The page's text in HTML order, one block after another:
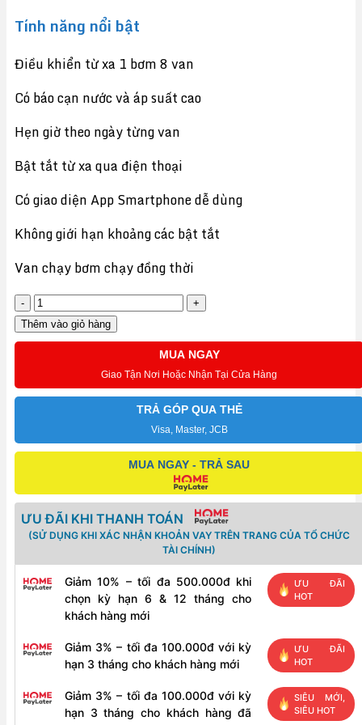
Tính năng nổi bật
Điều khiển từ xa 1 bơm 8 van
Có báo cạn nước và áp suất cao
Hẹn giờ theo ngày từng van
Bật tắt từ xa qua điện thoại
Có giao diện App Smartphone dễ dùng
Không giới hạn khoảng các bật tắt
Van chạy bơm chạy đồng thời
LZ8V-
TỦ
ĐIỀU
TỪ
ĐIỆN
1
BƠM
8
ĐIỆN
TỪ
Thêm vào giỏ hàng
MUA NGAY
Giao Tận Nơi Hoặc Nhận Tại Cửa Hàng
TRẢ GÓP QUA THẺ
Visa, Master, JCB
MUA NGAY - TRẢ SAU
ƯU ĐÃI KHI THANH TOÁN
(SỬ DỤNG KHI XÁC NHẬN KHOẢN VAY TRÊN TRANG CỦA TỔ CHỨC
TÀI CHÍNH)
Giảm 10% – tối đa 500.000đ khi
chọn kỳ hạn 6 & 12 tháng cho
khách hàng mới
ƯU ĐÃI
HOT
Giảm 3% – tối đa 100.000đ với kỳ
hạn 3 tháng cho khách hàng mới
ƯU ĐÃI
HOT
Giảm 3% – tối đa 100.000đ với kỳ
hạn 3 tháng cho khách hàng đã
SIÊU MỚI,
SIÊU HOT